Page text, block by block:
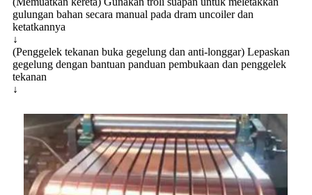
gulungan bahan secara manual pada dram uncoiler dan
ketatkannya
↓
(Penggelek tekanan buka gegelung dan anti-longgar) Lepaskan
gegelung dengan bantuan panduan pembukaan dan penggelek
tekanan
↓